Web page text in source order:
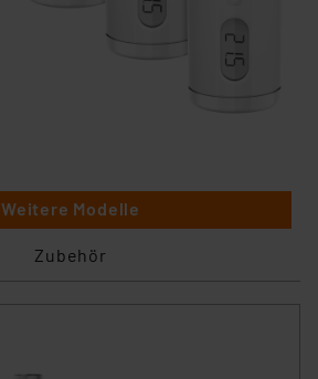
Weitere Modelle
Zubehör